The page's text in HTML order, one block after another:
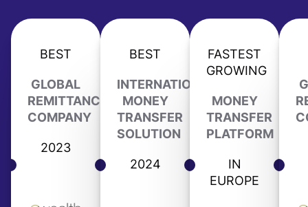
BEST
GLOBAL
REMITTANCE
COMPANY
2023
BEST
INTERNATIONAL
MONEY
TRANSFER
SOLUTION
2024
FASTEST
GROWING
MONEY
TRANSFER
PLATFORM
IN
EUROPE